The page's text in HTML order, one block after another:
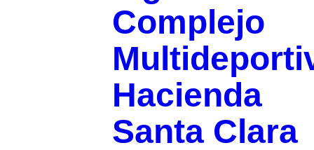
Complejo
Hacienda
Santa Clara